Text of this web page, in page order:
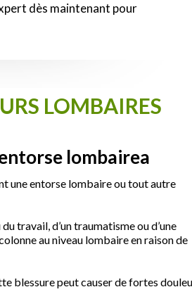
dès maintenant pour
LOMBAIRES
lombairea
une entorse lombaire ou tout autre
travail, d’un traumatisme ou d’une
au niveau lombaire en raison de
blessure peut causer de fortes